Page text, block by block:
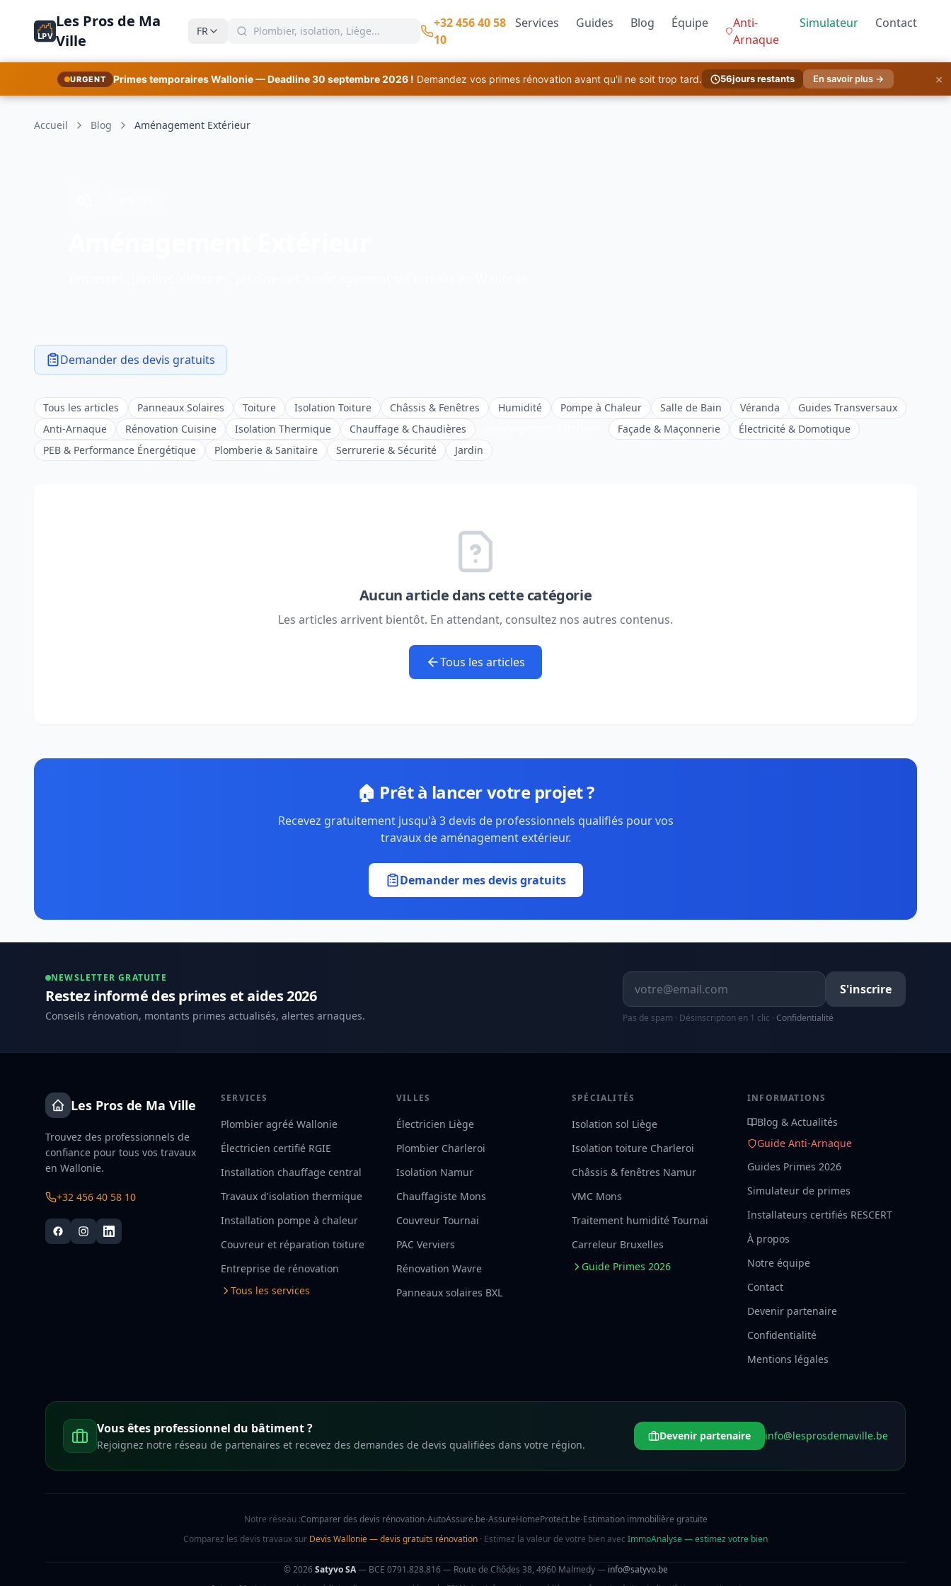
LPV
Les Pros de Ma
Ville
FR
+32 456 40 58
10
Services Guides Blog Équipe
Anti-
Arnaque
Simulateur Contact
URGENT Primes temporaires Wallonie — Deadline 30 septembre 2026 ! Demandez vos primes rénovation avant qu'il ne soit trop tard. 56jours restants En savoir plus → ×
Accueil Blog Aménagement Extérieur
Demander des devis gratuits
Tous les articles Panneaux Solaires Toiture Isolation Toiture Châssis & Fenêtres Humidité Pompe à Chaleur Salle de Bain Véranda
Guides Transversaux
Anti-Arnaque
Rénovation Cuisine Isolation Thermique Chauffage & Chaudières Façade & Maçonnerie
Électricité & Domotique
PEB & Performance Énergétique
Plomberie & Sanitaire Serrurerie & Sécurité Jardin
Aucun article dans cette catégorie
Les articles arrivent bientôt. En attendant, consultez nos autres contenus.
Tous les articles
🏠 Prêt à lancer votre projet ?
Recevez gratuitement jusqu'à 3 devis de professionnels qualifiés pour vos
travaux de aménagement extérieur.
Demander mes devis gratuits
NEWSLETTER GRATUITE
Restez informé des primes et aides 2026
Conseils rénovation, montants primes actualisés, alertes arnaques.
Adresse email
S'inscrire
Pas de spam · Désinscription en 1 clic · Confidentialité
Les Pros de Ma Ville
Trouvez des professionnels de
confiance pour tous vos travaux
en Wallonie.
+32 456 40 58 10
SERVICES
Plombier agréé Wallonie
Électricien certifié RGIE
Installation chauffage central
Travaux d'isolation thermique
Installation pompe à chaleur
Couvreur et réparation toiture
Entreprise de rénovation
Tous les services
VILLES
Électricien Liège
Plombier Charleroi
Isolation Namur
Chauffagiste Mons
Couvreur Tournai
PAC Verviers
Rénovation Wavre
Panneaux solaires BXL
SPÉCIALITÉS
Isolation sol Liège
Isolation toiture Charleroi
Châssis & fenêtres Namur
VMC Mons
Traitement humidité Tournai
Carreleur Bruxelles
Guide Primes 2026
INFORMATIONS
Blog & Actualités
Guide Anti-Arnaque
Guides Primes 2026
Simulateur de primes
Installateurs certifiés RESCERT
À propos
Notre équipe
Contact
Devenir partenaire
Confidentialité
Mentions légales
Vous êtes professionnel du bâtiment ?
Rejoignez notre réseau de partenaires et recevez des demandes de devis qualifiées dans votre région.
Devenir partenaire info@lesprosdemaville.be
Notre réseau :Comparer des devis rénovation·AutoAssure.be·AssureHomeProtect.be·Estimation immobilière gratuite
Comparez les devis travaux sur Devis Wallonie — devis gratuits rénovation · Estimez la valeur de votre bien avec ImmoAnalyse — estimez votre bien
© 2026Satyvo SA— BCE 0791.828.816 — Route de Chôdes 38, 4960 Malmedy — info@satyvo.be